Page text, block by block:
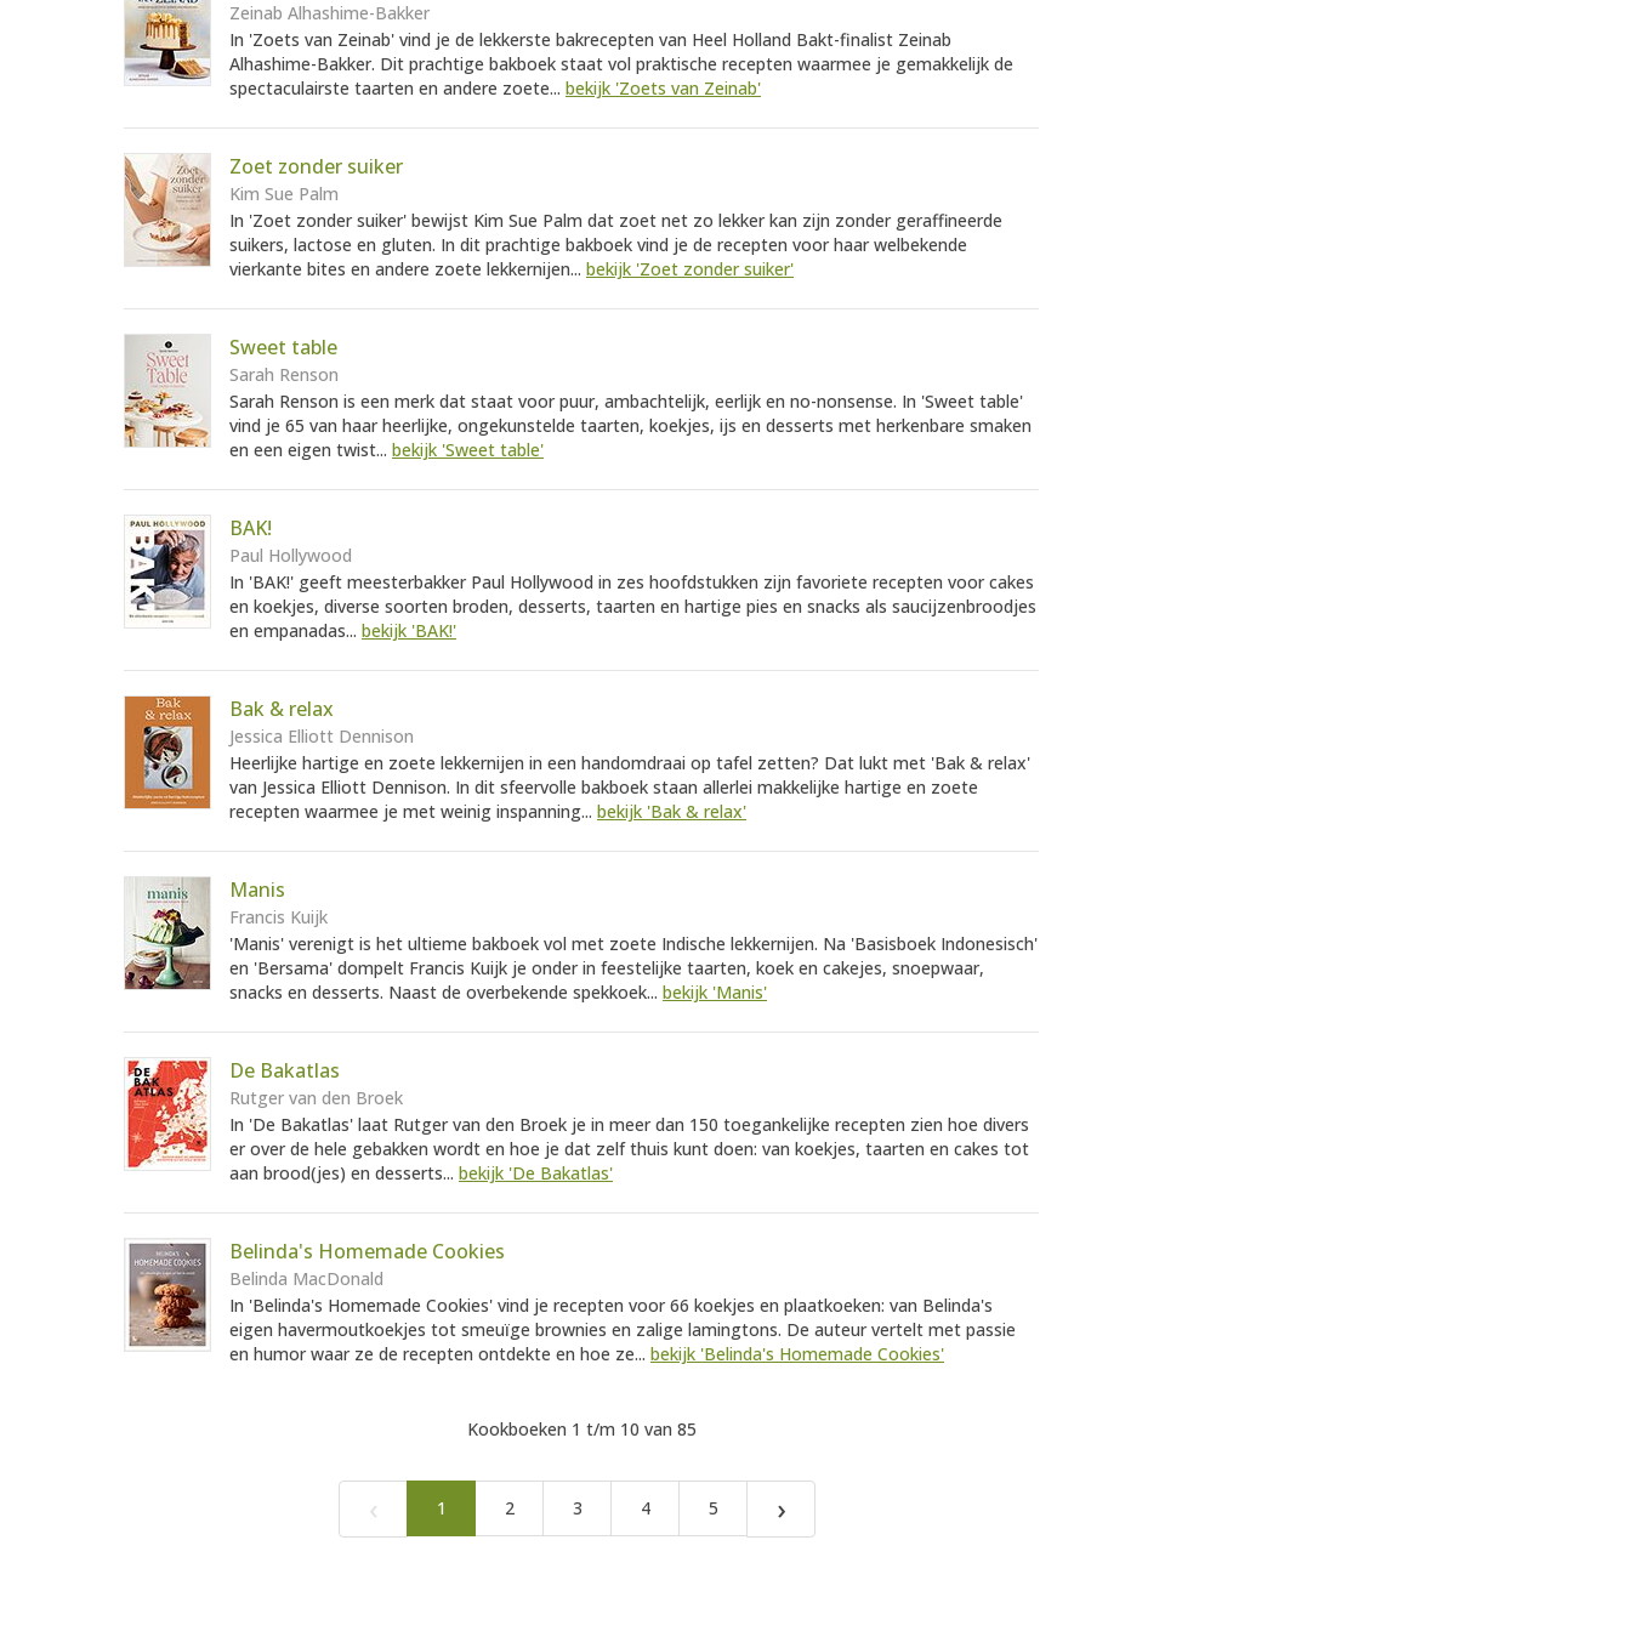
Zeinab Alhashime-Bakker
In 'Zoets van Zeinab' vind je de lekkerste bakrecepten van Heel Holland Bakt-finalist Zeinab
Alhashime-Bakker. Dit prachtige bakboek staat vol praktische recepten waarmee je gemakkelijk de
spectaculairste taarten en andere zoete... bekijk 'Zoets van Zeinab'
Zoet zonder suiker
Kim Sue Palm
In 'Zoet zonder suiker' bewijst Kim Sue Palm dat zoet net zo lekker kan zijn zonder geraffineerde
suikers, lactose en gluten. In dit prachtige bakboek vind je de recepten voor haar welbekende
vierkante bites en andere zoete lekkernijen... bekijk 'Zoet zonder suiker'
Sweet table
Sarah Renson
Sarah Renson is een merk dat staat voor puur, ambachtelijk, eerlijk en no-nonsense. In 'Sweet table'
vind je 65 van haar heerlijke, ongekunstelde taarten, koekjes, ijs en desserts met herkenbare smaken
en een eigen twist... bekijk 'Sweet table'
BAK!
Paul Hollywood
In 'BAK!' geeft meesterbakker Paul Hollywood in zes hoofdstukken zijn favoriete recepten voor cakes
en koekjes, diverse soorten broden, desserts, taarten en hartige pies en snacks als saucijzenbroodjes
en empanadas... bekijk 'BAK!'
Bak & relax
Jessica Elliott Dennison
Heerlijke hartige en zoete lekkernijen in een handomdraai op tafel zetten? Dat lukt met 'Bak & relax'
van Jessica Elliott Dennison. In dit sfeervolle bakboek staan allerlei makkelijke hartige en zoete
recepten waarmee je met weinig inspanning... bekijk 'Bak & relax'
Manis
Francis Kuijk
'Manis' verenigt is het ultieme bakboek vol met zoete Indische lekkernijen. Na 'Basisboek Indonesisch'
en 'Bersama' dompelt Francis Kuijk je onder in feestelijke taarten, koek en cakejes, snoepwaar,
snacks en desserts. Naast de overbekende spekkoek... bekijk 'Manis'
De Bakatlas
Rutger van den Broek
In 'De Bakatlas' laat Rutger van den Broek je in meer dan 150 toegankelijke recepten zien hoe divers
er over de hele gebakken wordt en hoe je dat zelf thuis kunt doen: van koekjes, taarten en cakes tot
aan brood(jes) en desserts... bekijk 'De Bakatlas'
Belinda's Homemade Cookies
Belinda MacDonald
In 'Belinda's Homemade Cookies' vind je recepten voor 66 koekjes en plaatkoeken: van Belinda's
eigen havermoutkoekjes tot smeuïge brownies en zalige lamingtons. De auteur vertelt met passie
en humor waar ze de recepten ontdekte en hoe ze... bekijk 'Belinda's Homemade Cookies'
Kookboeken 1 t/m 10 van 85
‹ 1 2 3 4 5 ›